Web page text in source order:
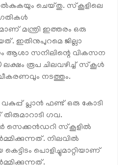
നൽകുകയും ചെയ്തു. സ്കൂളിലെ
മന്ത്രി ഇത്തരം ഒരു
ഇതിനുപുറമെ ജില്ലാ
ആശാ സനിലിന്റെ വികസന
ലക്ഷം രൂപ ചിലവഴിച്ച് സ്കൂൾ
നടത്തും.
പ്ലാൻ ഫണ്ട് ഒരു കോടി
ഗവ.
സെക്കൻഡറി സ്കൂളിൽ
നിലവിൽ
പൊളിച്ചുമാറ്റിയാണ്